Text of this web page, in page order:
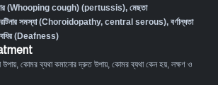
(Whooping cough) (pertussis), মেছতা
সমস্যা (Choroidopathy, central serous), বর্ণান্ধতা
বধির (Deafness)
উপায়, কোমর ব্যথা কমানোর দ্রুত উপায়, কোমর ব্যথা কেন হয়, লক্ষণ ও